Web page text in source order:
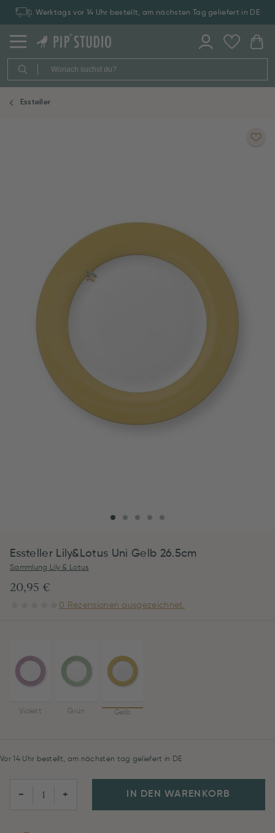
Werktags vor 14 Uhr bestellt, am nächsten Tag geliefert in DE
Essteller
Essteller Lily&Lotus Uni Gelb 26.5cm
Sammlung Lily & Lotus
20,95 €
0 Rezensionen ausgezeichnet.
Violett Grün Gelb
Vor 14 Uhr bestellt, am nächsten tag geliefert in DE
− + IN DEN WARENKORB